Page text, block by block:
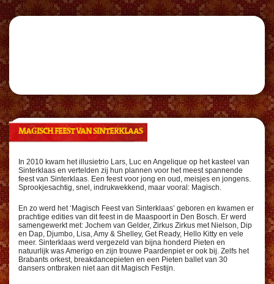
MAGISCH FEEST VAN SINTERKLAAS
In 2010 kwam het illusietrio Lars, Luc en Angelique op het kasteel van
Sinterklaas en vertelden zij hun plannen voor het meest spannende
feest van Sinterklaas. Een feest voor jong en oud, meisjes en jongens.
Sprookjesachtig, snel, indrukwekkend, maar vooral: Magisch.
En zo werd het ‘Magisch Feest van Sinterklaas’ geboren en kwamen er
prachtige edities van dit feest in de Maaspoort in Den Bosch. Er werd
samengewerkt met: Jochem van Gelder, Zirkus Zirkus met Nielson, Dip
en Dap, Djumbo, Lisa, Amy & Shelley, Get Ready, Hello Kitty en vele
meer. Sinterklaas werd vergezeld van bijna honderd Pieten en
natuurlijk was Amerigo en zijn trouwe Paardenpiet er ook bij. Zelfs het
Brabants orkest, breakdancepieten en een Pieten ballet van 30
dansers ontbraken niet aan dit Magisch Festijn.